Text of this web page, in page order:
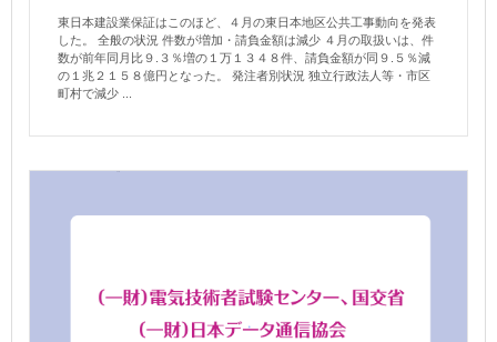
東日本建設業保証はこのほど、４月の東日本地区公共工事動向を発表
した。 全般の状況 件数が増加・請負金額は減少 ４月の取扱いは、件
数が前年同月比９.３％増の１万１３４８件、請負金額が同９.５％減
の１兆２１５８億円となった。 発注者別状況 独立行政法人等・市区
町村で減少 ...